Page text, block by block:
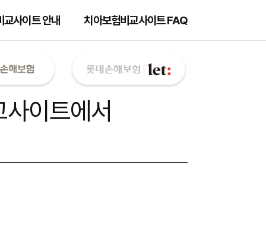
교사이트 안내 치아보험비교사이트 FAQ
사이트에서